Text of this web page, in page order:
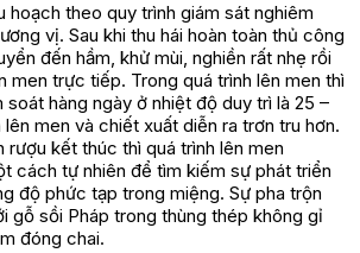
hoạch theo quy trình giám sát nghiêm
vị. Sau khi thu hái hoàn toàn thủ công
đến hầm, khử mùi, nghiền rất nhẹ rồi
men trực tiếp. Trong quá trình lên men thì
hàng ngày ở nhiệt độ duy trì là 25 –
men và chiết xuất diễn ra trơn tru hơn.
rượu kết thúc thì quá trình lên men
cách tự nhiên để tìm kiếm sự phát triển
độ phức tạp trong miệng. Sự pha trộn
gỗ sồi Pháp trong thùng thép không gỉ
đóng chai.